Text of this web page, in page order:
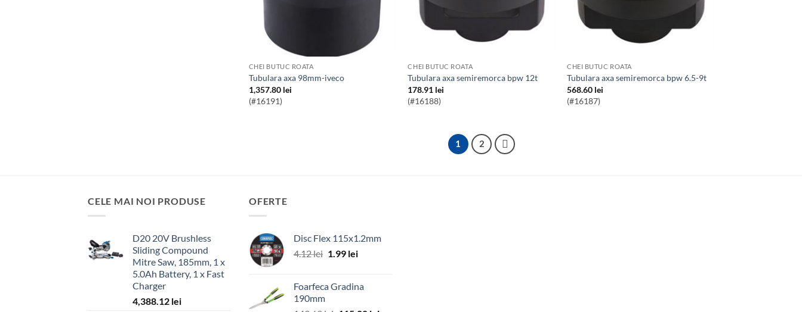
CHEI BUTUC ROATA
Tubulara axa 98mm-iveco
1,357.80 lei
(#16191)
CHEI BUTUC ROATA
Tubulara axa semiremorca bpw 12t
178.91 lei
(#16188)
CHEI BUTUC ROATA
Tubulara axa semiremorca bpw 6.5-9t
568.60 lei
(#16187)
1 2
CELE MAI NOI PRODUSE
D20 20V Brushless
Sliding Compound
Mitre Saw, 185mm, 1 x
5.0Ah Battery, 1 x Fast
Charger
4,388.12 lei
OFERTE
Disc Flex 115x1.2mm
4.12lei Prețul
fost:
1.99 leiPrețul
1.99 lei.
Foarfeca Gradina
190mm